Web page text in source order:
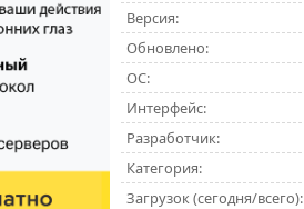
Версия:
Обновлено:
ОС:
Интерфейс:
Разработчик:
Категория:
Загрузок (сегодня/всего):